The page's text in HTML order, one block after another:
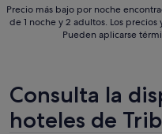
Precio más bajo por noche
de 1 noche y 2 adultos. Los
Pueden aplicarse
Consulta la
hoteles de